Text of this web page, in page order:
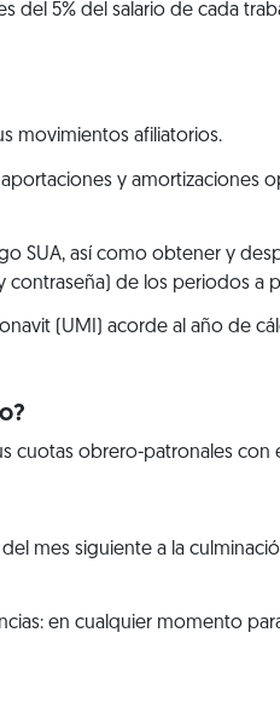
del 5% del salario de cada
movimientos afiliatorios.
y amortizaciones
SUA, así como obtener y
contraseña) de los periodos a
(UMI) acorde al año de
cuotas obrero-patronales con
mes siguiente a la
en cualquier momento